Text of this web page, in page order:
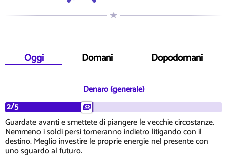
Oggi Domani Dopodomani
Denaro (generale)
2/5
Guardate avanti e smettete di piangere le vecchie circostanze.
Nemmeno i soldi persi torneranno indietro litigando con il
destino. Meglio investire le proprie energie nel presente con
uno sguardo al futuro.